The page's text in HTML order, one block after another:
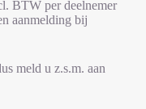
BTW per deelnemer
aanmelding bij
meld u z.s.m. aan